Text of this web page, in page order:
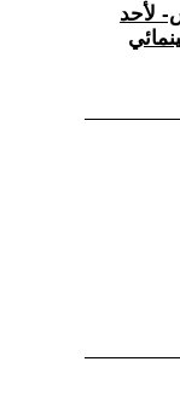
لأحد